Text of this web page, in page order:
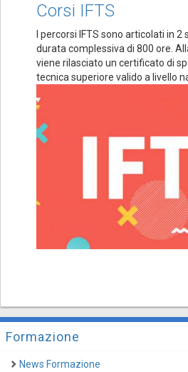
Corsi IFTS
I percorsi IFTS sono articolati in
durata complessiva di 800 ore.
viene rilasciato un certificato di
tecnica superiore valido a livello
Formazione
News Formazione